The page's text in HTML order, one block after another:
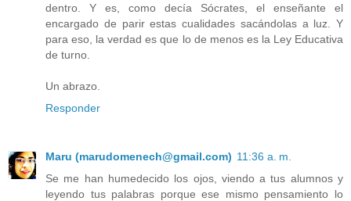
dentro. Y es, como decía Sócrates, el enseñante el
encargado de parir estas cualidades sacándolas a luz. Y
para eso, la verdad es que lo de menos es la Ley Educativa
de turno.
Un abrazo.
Responder
Maru (marudomenech@gmail.com) 11:36 a. m.
Se me han humedecido los ojos, viendo a tus alumnos y
leyendo tus palabras porque ese mismo pensamiento lo